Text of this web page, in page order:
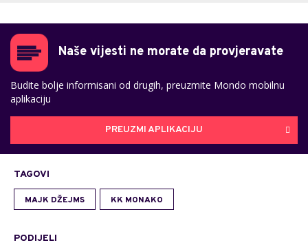
Naše vijesti ne morate da provjeravate
Budite bolje informisani od drugih, preuzmite Mondo mobilnu
aplikaciju
PREUZMI APLIKACIJU
TAGOVI
MAJK DŽEJMS KK MONAKO
PODIJELI